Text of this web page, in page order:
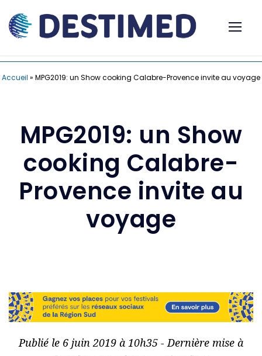
Accueil » MPG2019: un Show cooking Calabre-Provence invite au voyage
MPG2019: un Show
cooking Calabre-
Provence invite au
voyage
Publié le 6 juin 2019 à 10h35 - Dernière mise à